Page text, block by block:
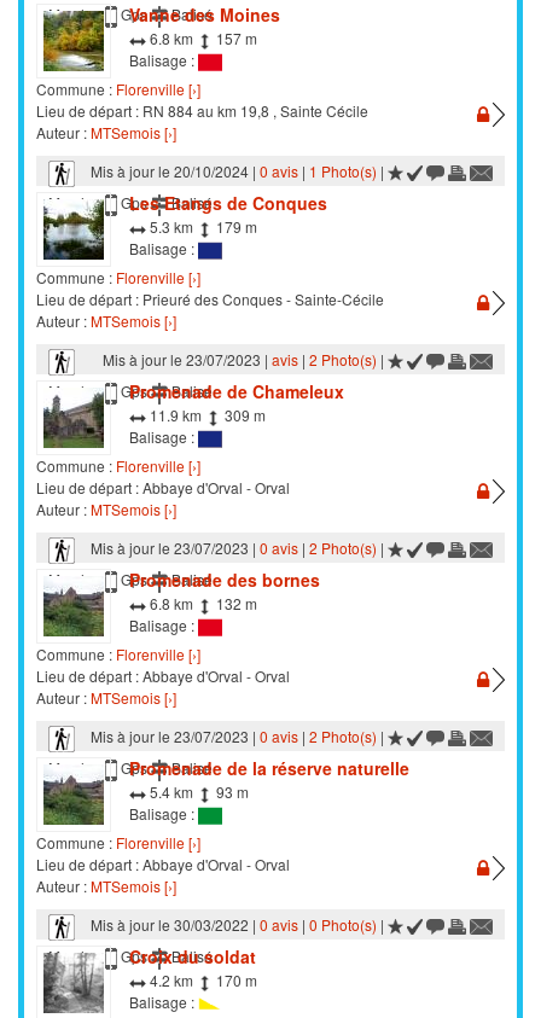
Marche
Gps Balisé
Vanne des Moines
6.8 km
157 m
Balisage :
Commune : Florenville [›]
Lieu de départ : RN 884 au km 19,8 , Sainte Cécile
Auteur :MTSemois [›]
Mis à jour le 20/10/2024 | 0 avis| 1 Photo(s) |
Marche
Gps Balisé
Les Etangs de Conques
5.3 km
179 m
Balisage :
Commune : Florenville [›]
Lieu de départ : Prieuré des Conques - Sainte-Cécile
Auteur :MTSemois [›]
Mis à jour le 23/07/2023 | avis| 2 Photo(s) |
Marche
Gps Balisé
Promenade de Chameleux
11.9 km
309 m
Balisage :
Commune : Florenville [›]
Lieu de départ : Abbaye d'Orval - Orval
Auteur :MTSemois [›]
Mis à jour le 23/07/2023 | 0 avis| 2 Photo(s) |
Marche
Gps Balisé
Promenade des bornes
6.8 km
132 m
Balisage :
Commune : Florenville [›]
Lieu de départ : Abbaye d'Orval - Orval
Auteur :MTSemois [›]
Mis à jour le 23/07/2023 | 0 avis| 2 Photo(s) |
Marche
Gps Balisé
Promenade de la réserve naturelle
5.4 km
93 m
Balisage :
Commune : Florenville [›]
Lieu de départ : Abbaye d'Orval - Orval
Auteur :MTSemois [›]
Mis à jour le 30/03/2022 | 0 avis| 0 Photo(s) |
Marche
Gps Balisé
Croix du soldat
4.2 km
170 m
Balisage :